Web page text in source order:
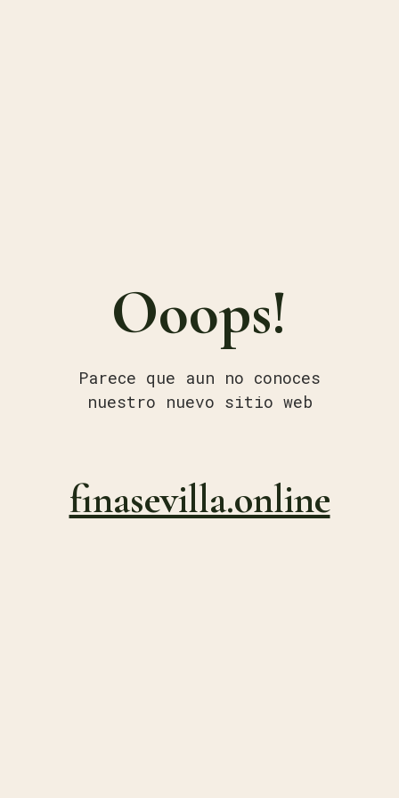
Ooops!
Parece que aun no conoces
nuestro nuevo sitio web
finasevilla.online